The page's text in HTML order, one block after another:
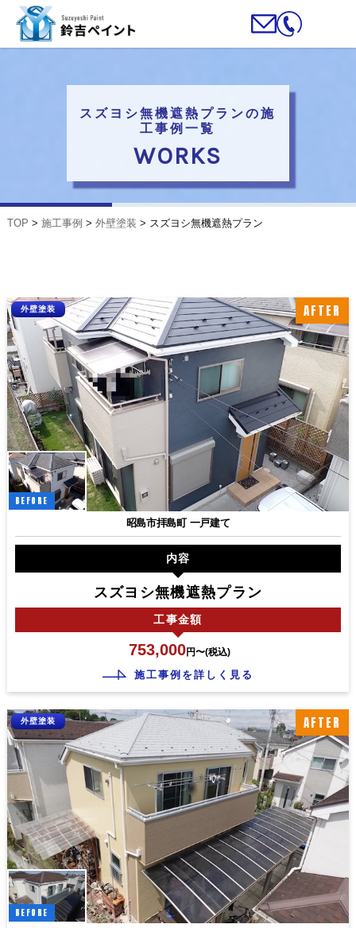
スズヨシ無機遮熱プランの施
工事例一覧
WORKS
TOP > 施工事例 > 外壁塗装 > スズヨシ無機遮熱プラン
AFTER
BEFORE
外壁塗装
昭島市拝島町 一戸建て
内容
スズヨシ無機遮熱プラン
工事金額
753,000円〜(税込)
施工事例を詳しく見る
AFTER
BEFORE
外壁塗装